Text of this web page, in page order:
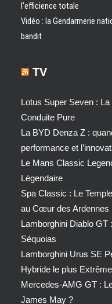
l’efficience totale
Vidéo : la Gendarmerie
bandit
TV
Lotus Super Seven :
Conduite Pure
La BYD Denza Z :
performance et
Le Mans Classic
Légendaire
Spa Classic : Le
au Cœur des Ardennes
Lamborghini Diablo
Séquoias
Lamborghini Urus SE
Hybride le plus
Mercedes-AMG GT :
James May ?